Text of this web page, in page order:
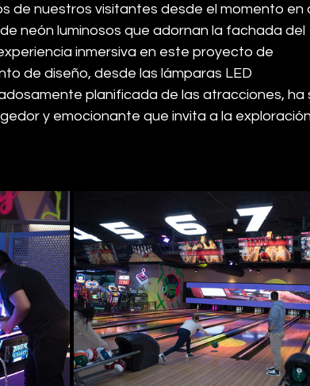
de nuestros visitantes desde el momento en
neón luminosos que adornan la fachada del
inmersiva en este proyecto de
de diseño, desde las lámparas LED
planificada de las atracciones, ha
y emocionante que invita a la